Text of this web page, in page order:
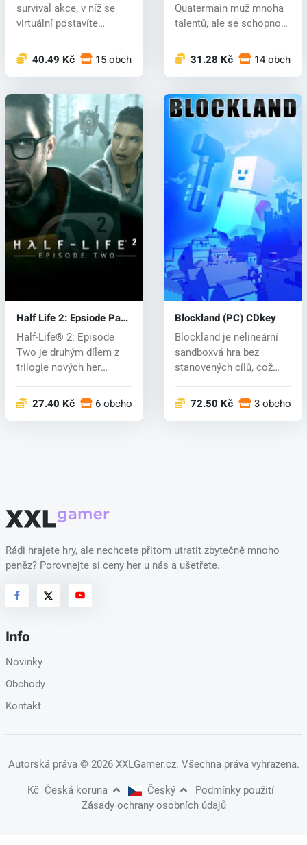
survival akce, v níž se
virtuální postavíte
40.49 Kč 15 obchodech
Quatermain muž mnoha
talentů, ale se schopnost
31.28 Kč 14
Half Life 2: Epsiode Pack
(PC) CD key
Half-Life® 2: Episode
Two je druhým dílem z
trilogie nových her
27.40 Kč 6 obchodech
Blockland (PC) CDkey
Blockland je nelineární
sandboxvá hra bez
stanovených cílů, což
72.50 Kč 3
Rádi hrajete hry, ale nechcete přitom utratit zbytečně mnoho
peněz? Porovnejte si ceny her u nás a ušetřete.
Info
Novinky
Obchody
Kontakt
Autorská práva © 2026 XXLGamer.cz. Všechna práva vyhrazena.
Kč Česká koruna Český
Podmínky použití
Zásady ochrany osobních údajů